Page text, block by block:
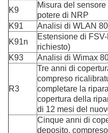
K9
Misura del
potere di NRP
K91
Analisi di WLAN
K91n
Estensione di
richiesto)
K93
Analisi di Wimax
R3
Tre anni di
compreso
completare la
copertura della
di 12 mesi del
Cinque anni di
deposito,